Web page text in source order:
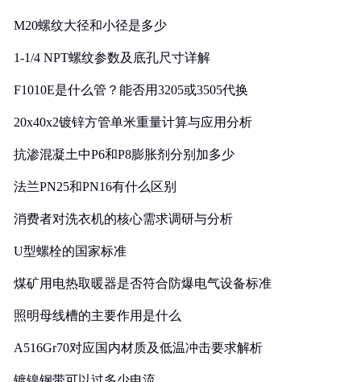
M20螺纹大径和小径是多少
1-1/4 NPT螺纹参数及底孔尺寸详解
F1010E是什么管？能否用3205或3505代换
20x40x2镀锌方管单米重量计算与应用分析
抗渗混凝土中P6和P8膨胀剂分别加多少
法兰PN25和PN16有什么区别
消费者对洗衣机的核心需求调研与分析
U型螺栓的国家标准
煤矿用电热取暖器是否符合防爆电气设备标准
照明母线槽的主要作用是什么
A516Gr70对应国内材质及低温冲击要求解析